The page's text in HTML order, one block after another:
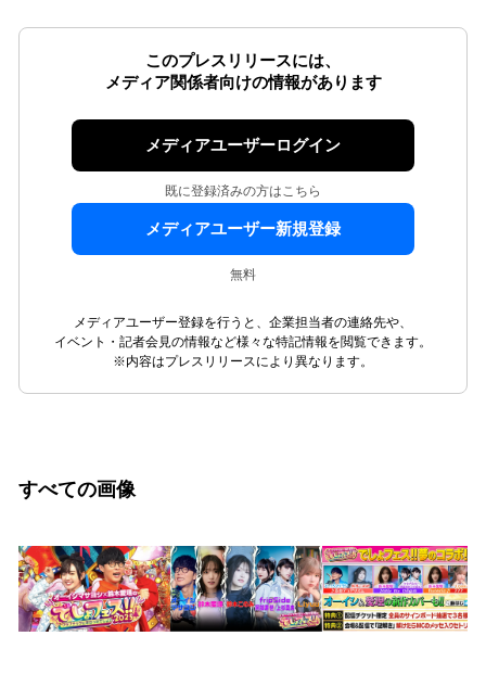
このプレスリリースには、
メディア関係者向けの情報があります
メディアユーザーログイン
既に登録済みの方はこちら
メディアユーザー新規登録
無料
メディアユーザー登録を行うと、企業担当者の連絡先や、
イベント・記者会見の情報など様々な特記情報を閲覧できます。
※内容はプレスリリースにより異なります。
すべての画像